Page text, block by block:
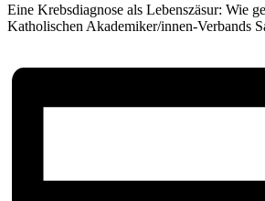
Eine Krebsdiagnose als Lebenszäsur: Wie
Katholischen Akademiker/innen-Verbands